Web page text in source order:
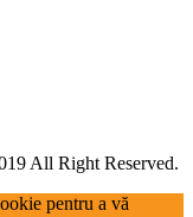
All Right Reserved.
pentru a vă